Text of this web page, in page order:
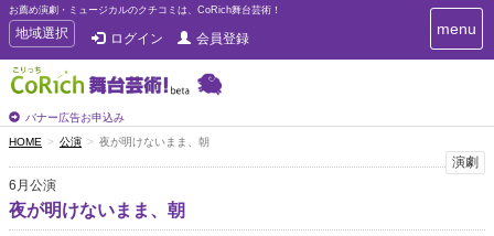
お薦め演劇・ミュージカルのクチコミは、CoRich舞台芸術！
T
o
g
g
e
n
a
v
i
g
地域選択 ログイン 会員登録
バナー広告お申込み
T
o
i
menu
HOME 公演 夜が明けないまま、朝
演劇
6月公演
夜が明けないまま、朝